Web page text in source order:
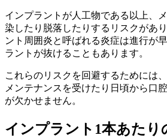
インプラントが人工物である以上、
染したり脱落したりするリスクがあ
ント周囲炎と呼ばれる炎症は進行が
ラントが抜けることもあります。
これらのリスクを回避するためには
メンテナンスを受けたり日頃から口
が欠かせません。
インプラント1本あたり